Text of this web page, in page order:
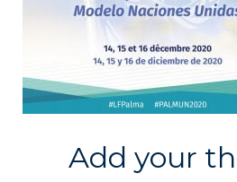
Add your